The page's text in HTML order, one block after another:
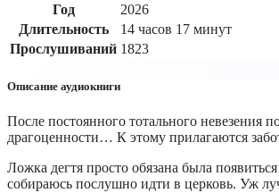
Год
2026
Длительность
14 часов 17 минут
Прослушиваний 1823
Описание аудиокниги
После постоянного тотального невезения
драгоценности… К этому прилагаются
Ложка дегтя просто обязана была
собираюсь послушно идти в церковь. Уж